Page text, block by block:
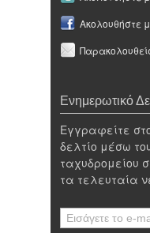
Ακολουθήστε
Ενημερωτικό
Εγγραφείτε
δελτίο μέσω
ταχυδρομείου
τα τελευταία